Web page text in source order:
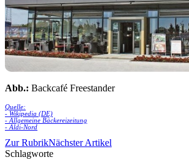
Abb.: Backcafé Freestander
Quelle:
- Wikipedia (DE)
- Allgemeine Bäckereizeitung
- Aldi-Nord
Zur RubrikNächster Artikel
Schlagworte